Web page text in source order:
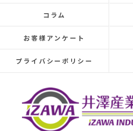
This time, I was determined to have
and repaired, so I searched online
finally found Izawa Sangyo.
From the initial estimate, it was
from anything I'd experienced
They conducted a thorough leak
throughout the morning, using
and inspecting the attic from the
and were able to pinpoint the leak
They discovered that the roof tiles
deteriorated, with cracks in several
コラム
お客様アンケート
プライバシーポリシー